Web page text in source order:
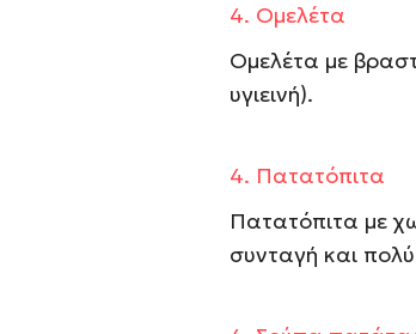
4. Ομελέτα
Ομελέτα με
υγιεινή).
4. Πατατόπιτα
Πατατόπιτα με
συνταγή και